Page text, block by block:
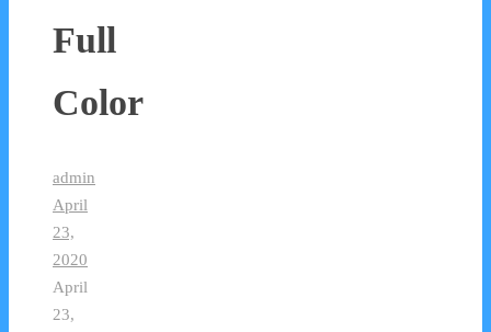
Full
Color
admin
April
23,
2020
April
23,